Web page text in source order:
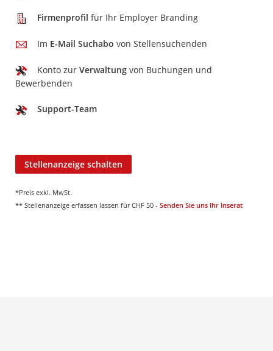
Firmenprofil für Ihr Employer Branding
Im E-Mail Suchabo von Stellensuchenden
Konto zur Verwaltung von Buchungen und
Bewerbenden
Support-Team
Stellenanzeige schalten
*Preis exkl. MwSt.
** Stellenanzeige erfassen lassen für CHF 50 - Senden Sie uns Ihr Inserat